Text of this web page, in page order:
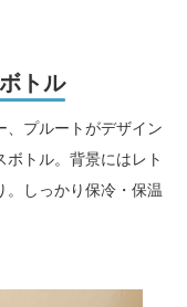
トル
、プルートがデザイン
トル。背景にはレト
。しっかり保冷・保温